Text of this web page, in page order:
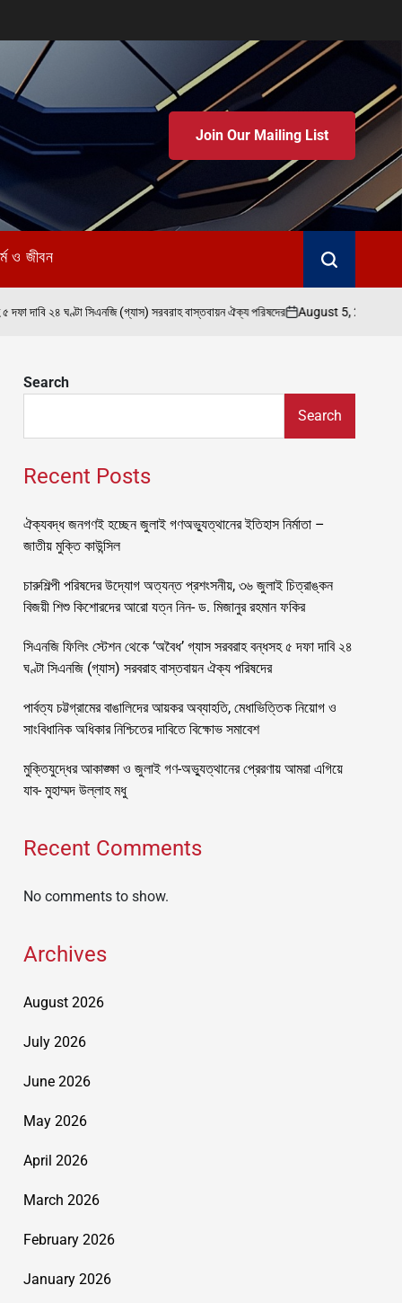
Join Our Mailing List
ও জীবন
সিএনজি (গ্যাস) সরবরাহ বাস্তবায়ন ঐক্য পরিষদের
on
August 5, 2026
Posted
admin
Search
Search
Recent Posts
ঐক্যবদ্ধ জনগণই হচ্ছেন জুলাই গণঅভ্যুত্থানের ইতিহাস নির্মাতা –
জাতীয় মুক্তি কাউন্সিল
চারুশিল্পী পরিষদের উদ্যোগ অত্যন্ত প্রশংসনীয়, ৩৬ জুলাই চিত্রাঙ্কন
বিজয়ী শিশু কিশোরদের আরো যত্ন নিন- ড. মিজানুর রহমান ফকির
সিএনজি ফিলিং স্টেশন থেকে ‘অবৈধ’ গ্যাস সরবরাহ বন্ধসহ ৫ দফা দাবি ২৪
ঘণ্টা সিএনজি (গ্যাস) সরবরাহ বাস্তবায়ন ঐক্য পরিষদের
পার্বত্য চট্টগ্রামের বাঙালিদের আয়কর অব্যাহতি, মেধাভিত্তিক নিয়োগ ও
সাংবিধানিক অধিকার নিশ্চিতের দাবিতে বিক্ষোভ সমাবেশ
মুক্তিযুদ্ধের আকাঙ্ক্ষা ও জুলাই গণ-অভ্যুত্থানের প্রেরণায় আমরা এগিয়ে
যাব- মুহাম্মদ উল্লাহ মধু
Recent Comments
No comments to show.
Archives
August 2026
July 2026
June 2026
May 2026
April 2026
March 2026
February 2026
January 2026